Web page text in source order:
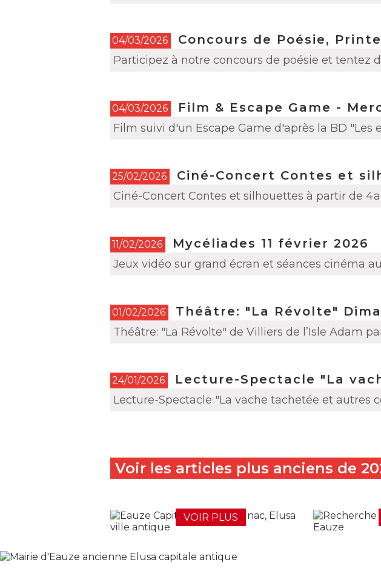
04/03/2026 Concours de Poésie,
Participez à notre concours de poésie et tentez
04/03/2026 Film & Escape Game -
Film suivi d'un Escape Game d'après la BD "Les
25/02/2026 Ciné-Concert Contes et
Ciné-Concert Contes et silhouettes à partir de
11/02/2026 Mycéliades 11 février 2026
Jeux vidéo sur grand écran et séances cinéma
01/02/2026 Théâtre: "La Révolte"
Théâtre: "La Révolte" de Villiers de l’Isle Adam
24/01/2026 Lecture-Spectacle "La
Lecture-Spectacle "La vache tachetée et autres
Voir les articles plus anciens de
VOIR PLUS